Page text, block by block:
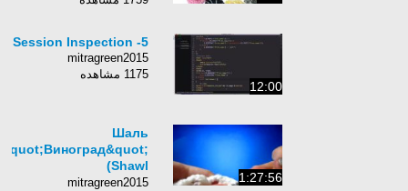
12:00
5- Session Inspection
mitragreen2015
1175 مشاهده
1:27:56
Шаль
&quot;Виноград&quot;
(Shawl
&quot;Grapes&quot;)
mitragreen2015